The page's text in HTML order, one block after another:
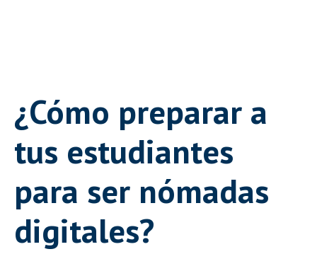
¿Cómo preparar a
tus estudiantes
para ser nómadas
digitales?